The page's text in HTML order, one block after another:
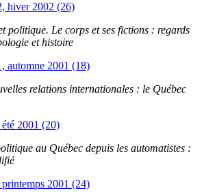
hiver 2002 (26)
politique. Le corps et ses fictions : regards
et histoire
automne 2001 (18)
relations internationales : le Québec
2001 (20)
au Québec depuis les automatistes :
2001 (24)